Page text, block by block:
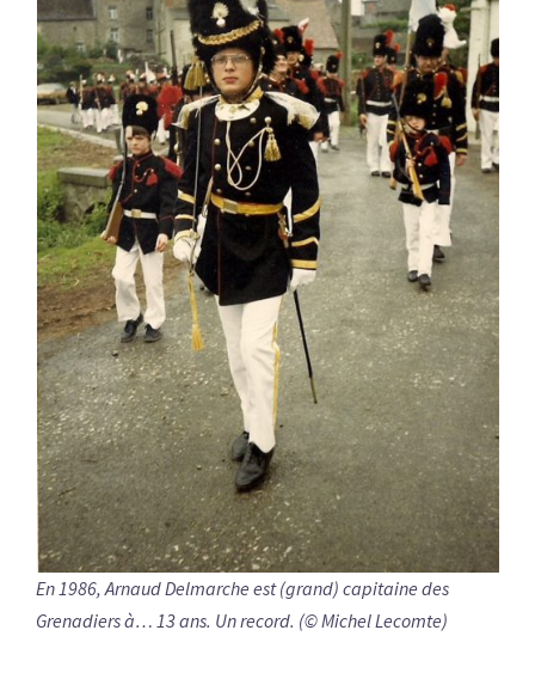
En 1986, Arnaud Delmarche est (grand) capitaine des
Grenadiers à… 13 ans. Un record. (© Michel Lecomte)